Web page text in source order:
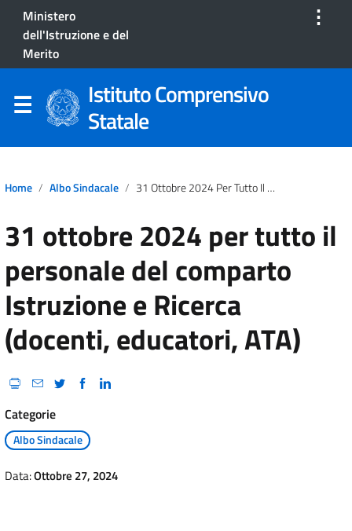
Ministero
dell'Istruzione e del
Merito
⋮
Istituto Comprensivo
Statale
Home Albo Sindacale 31 Ottobre 2024 Per Tutto Il Personale Del Comparto Istruzione E Ricerca (docenti, Educatori, ATA)
31 ottobre 2024 per tutto il
personale del comparto
Istruzione e Ricerca
(docenti, educatori, ATA)
Categorie
Albo Sindacale
Data:Ottobre 27, 2024